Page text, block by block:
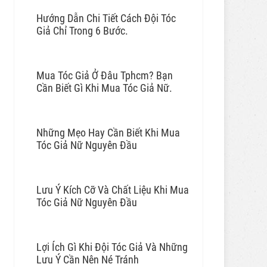
Hướng Dẫn Chi Tiết Cách Đội Tóc
Giả Chỉ Trong 6 Bước.
Mua Tóc Giả Ở Đâu Tphcm? Bạn
Cần Biết Gì Khi Mua Tóc Giả Nữ.
Những Mẹo Hay Cần Biết Khi Mua
Tóc Giả Nữ Nguyên Đầu
Lưu Ý Kích Cỡ Và Chất Liệu Khi Mua
Tóc Giả Nữ Nguyên Đầu
Lợi Ích Gì Khi Đội Tóc Giả Và Những
Lưu Ý Cần Nên Né Tránh